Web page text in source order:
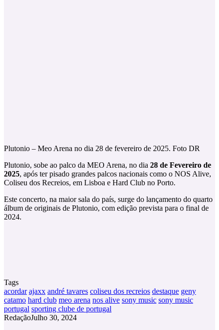
Plutonio – Meo Arena no dia 28 de fevereiro de 2025. Foto DR
Plutonio, sobe ao palco da MEO Arena, no dia 28 de Fevereiro de
2025, após ter pisado grandes palcos nacionais como o NOS Alive,
Coliseu dos Recreios, em Lisboa e Hard Club no Porto.
Este concerto, na maior sala do país, surge do lançamento do quarto
álbum de originais de Plutonio, com edição prevista para o final de
2024.
Tags
acordar ajaxx andré tavares coliseu dos recreios destaque geny
catamo hard club meo arena nos alive sony music sony music
portugal sporting clube de portugal
RedaçãoJulho 30, 2024